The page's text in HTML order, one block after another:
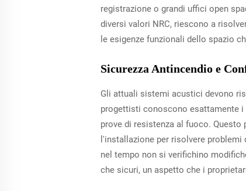
registrazione o grandi uffici open
diversi valori NRC, riescono a
le esigenze funzionali dello spazio
Sicurezza Antincendio e
Gli attuali sistemi acustici devono
progettisti conoscono esattamente
prove di resistenza al fuoco.
l'installazione per risolvere
nel tempo non si verifichino
che sicuri, un aspetto che i